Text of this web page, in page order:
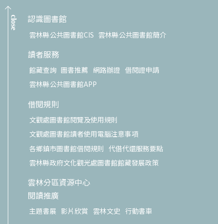
close 認識圖書館
雲林縣公共圖書館CIS 雲林縣公共圖書館簡介
讀者服務
館藏查詢 圖書推薦 網路辦證 借閱證申請
雲林縣公共圖書館APP
借閱規則
文觀處圖書館閱覽及使用規則
文觀處圖書館讀者使用電腦注意事項
各鄉鎮市圖書館借閱規則 代借代還服務要點
雲林縣政府文化觀光處圖書館館藏發展政策
雲林分區資源中心
閱讀推廣
主題書展 影片欣賞 雲林文史 行動書車